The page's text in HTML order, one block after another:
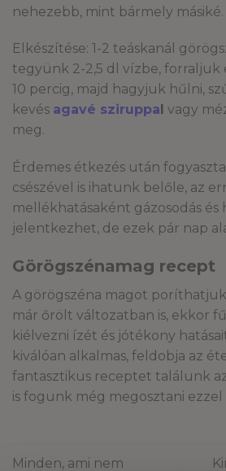
nehezebb, mint bármely másiké.
Elkészítése: 1-2 teáskanál
tegyünk 2-2,5 dl vízbe, forraljuk
10 percig, majd hagyjuk hűlni,
kevés agavé sziruppa vagy
meg.
Érdemes étkezés után
csészével is ihatunk belőle, az
mellékhatásaként gázosodás és
jelentkezhet, de ezek pár nap
Görögszénamag recept
A görögszéna magot
már őrölt változatban is, ekkor
kiélvezni ízét és jótékony
kiválóan alkalmas, feldobja az
fantasztikus receptet találunk
is fogunk még megosztani
Minden, ami nem